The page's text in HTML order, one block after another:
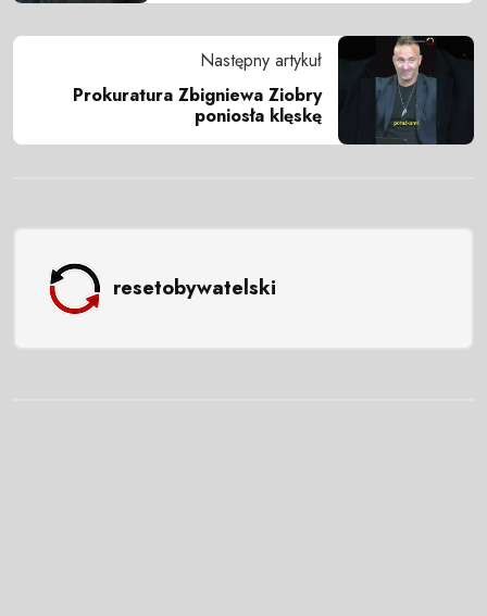
Następny artykuł
Prokuratura Zbigniewa Ziobry
poniosła klęskę
resetobywatelski